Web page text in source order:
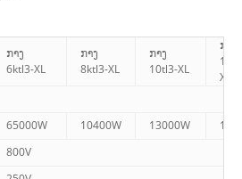
ກາງ
6ktl3-XL
ກາງ
8ktl3-XL
ກາງ
10tl3-XL
ກາງ
XL
65000W 10400W 13000W
800V